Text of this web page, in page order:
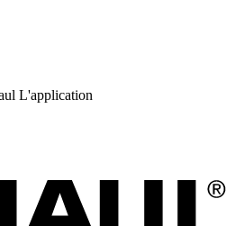
L'application